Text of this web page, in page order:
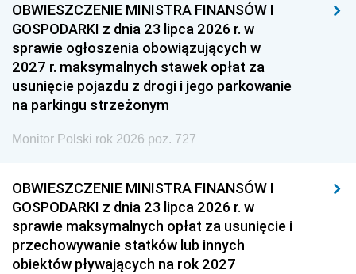
OBWIESZCZENIE MINISTRA FINANSÓW I
GOSPODARKI z dnia 23 lipca 2026 r. w
sprawie ogłoszenia obowiązujących w
2027 r. maksymalnych stawek opłat za
usunięcie pojazdu z drogi i jego parkowanie
na parkingu strzeżonym
Monitor Polski rok 2026 poz. 727
OBWIESZCZENIE MINISTRA FINANSÓW I
GOSPODARKI z dnia 23 lipca 2026 r. w
sprawie maksymalnych opłat za usunięcie i
przechowywanie statków lub innych
obiektów pływających na rok 2027